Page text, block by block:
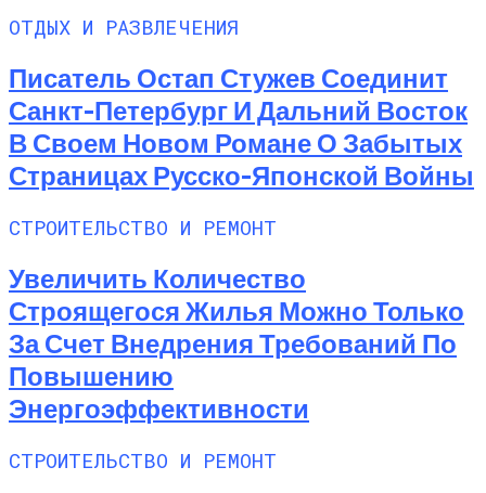
ОТДЫХ И РАЗВЛЕЧЕНИЯ
Писатель Остап Стужев Соединит
Санкт-Петербург И Дальний Восток
В Своем Новом Романе О Забытых
Страницах Русско-Японской Войны
СТРОИТЕЛЬСТВО И РЕМОНТ
Увеличить Количество
Строящегося Жилья Можно Только
За Счет Внедрения Требований По
Повышению
Энергоэффективности
СТРОИТЕЛЬСТВО И РЕМОНТ